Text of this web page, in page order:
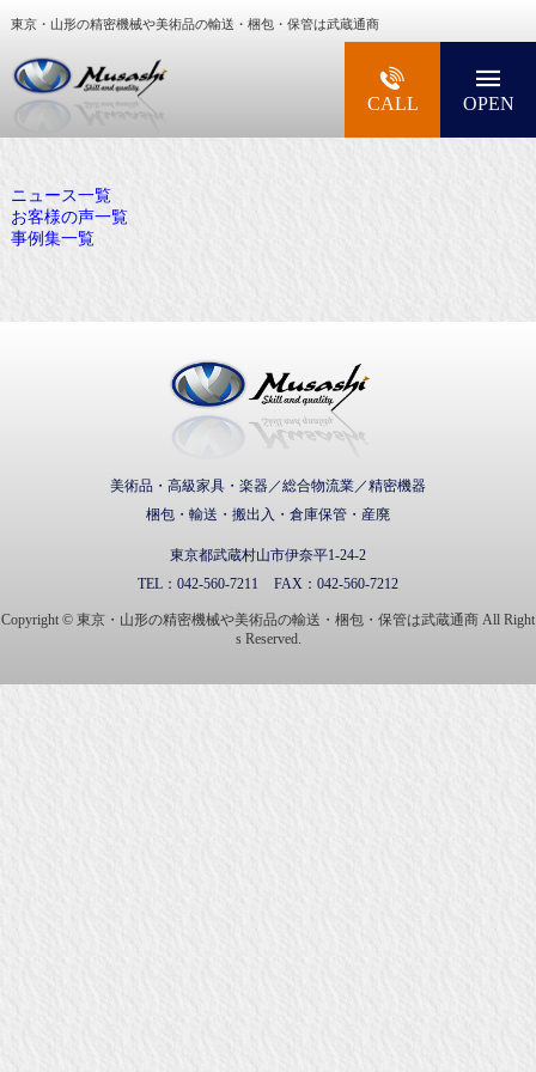
東京・山形の精密機械や美術品の輸送・梱包・保管は武蔵通商
大型精密機械・美術品・高級楽器の梱包・輸送
CALL OPEN
ニュース一覧
お客様の声一覧
事例集一覧
美術品・高級家具・楽器／総合物流業／精密機器
梱包・輸送・搬出入・倉庫保管・産廃
東京都武蔵村山市伊奈平1-24-2
TEL： 042-560-7211 FAX： 042-560-7212
Copyright © 東京・山形の精密機械や美術品の輸送・梱包・保管は武蔵通商 All Right
s Reserved.